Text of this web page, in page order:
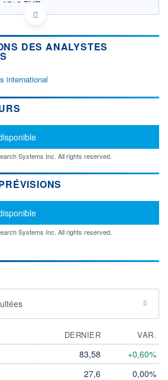
EUR
places
CLÔTURE VEILLE
LIMITE À LA
HAUSSE
0,0000
-
DES ANALYSTES
international
Systems Inc. All rights reserved.
Systems Inc. All rights reserved.
DERNIER
VAR.
83,58 +0,60%
27,6 0,00%